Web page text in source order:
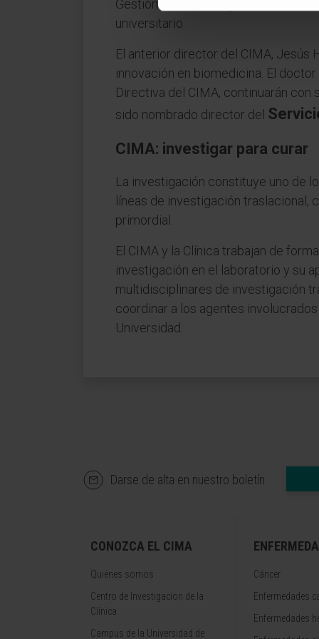
Gestión de la Investigación de la
universitario.
El anterior director del CIMA, Jesús
innovación en biomedicina. El
Directiva del CIMA, continuarán
sido nombrado director del
CIMA: investigar para curar
La investigación constituye uno de
líneas de investigación traslacional,
primordial.
El CIMA y la Clínica trabajan de
investigación en el laboratorio y su
multidisciplinares de investigación
coordinar a los agentes
Universidad.
Darse de alta en nuestro boletín
CONOZCA EL CIMA
Quiénes somos
Centro de Investigacion de la
Clínica
Campus de la Universidad de
Cáncer
Enfermedades
Enfermedades